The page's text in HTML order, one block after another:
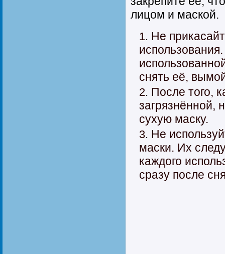
лицом и маской.
Не
снять её,
После того,
загрязнённой,
сухую маску.
Не
маски. Их
каждого
сразу после